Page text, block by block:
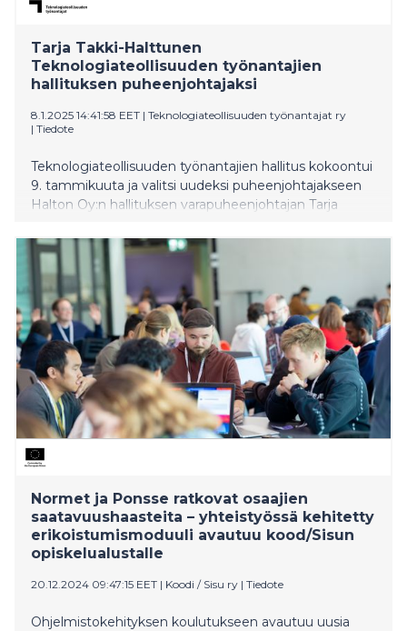
Tarja Takki-Halttunen
Teknologiateollisuuden työnantajien
hallituksen puheenjohtajaksi
8.1.2025 14:41:58 EET | Teknologiateollisuuden työnantajat ry
| Tiedote
Teknologiateollisuuden työnantajien hallitus kokoontui
9. tammikuuta ja valitsi uudeksi puheenjohtajakseen
Halton Oy:n hallituksen varapuheenjohtajan Tarja
Oy:n toimitusjohtaja Pekka Tiitinen.
Normet ja Ponsse ratkovat osaajien
saatavuushaasteita – yhteistyössä kehitetty
erikoistumismoduuli avautuu kood/Sisun
opiskelualustalle
20.12.2024 09:47:15 EET | Koodi / Sisu ry | Tiedote
Ohjelmistokehityksen koulutukseen avautuu uusia